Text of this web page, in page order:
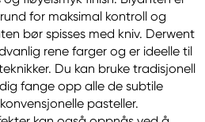
for maksimal kontroll og
bør spisses med kniv. Derwent
rene farger og er ideelle til
Du kan bruke tradisjonell
fange opp alle de subtile
pasteller.